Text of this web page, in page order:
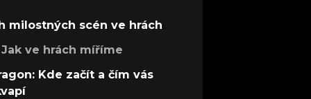
milostných scén ve hrách
ve hrách míříme
Kde začít a čím vás